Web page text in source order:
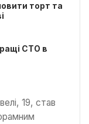
торт та
СТО в
19, став